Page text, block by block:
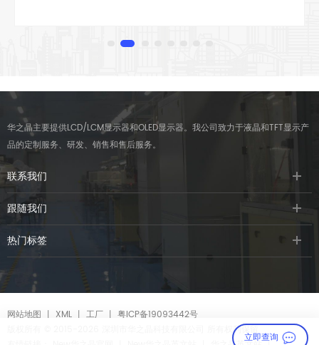
立即查询
华之晶主要提供LCD/LCM显示器和OLED显示器。我公司致力于液晶和TFT显示产
品的定制服务、研发、销售和售后服务。
联系我们
跟随我们
热门标签
网站地图 丨 XML 丨 工厂 丨 粤ICP备19093442号
版权所有 © 2015-2026 深圳市华之晶科技有限公司 所有权利保留